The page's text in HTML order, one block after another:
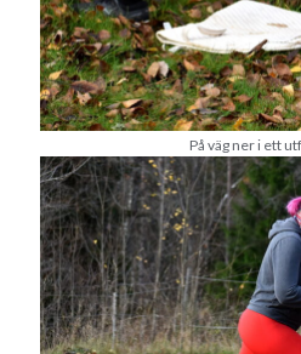
Ninlil(34)
Personligt/Åsikter(161)
Resor(111)
Tävling(159)
Träningar(63)
Utrustning(47)
Senaste
EllenomVINST!!!
CamillaomVINST!!!
På väg ner i ett